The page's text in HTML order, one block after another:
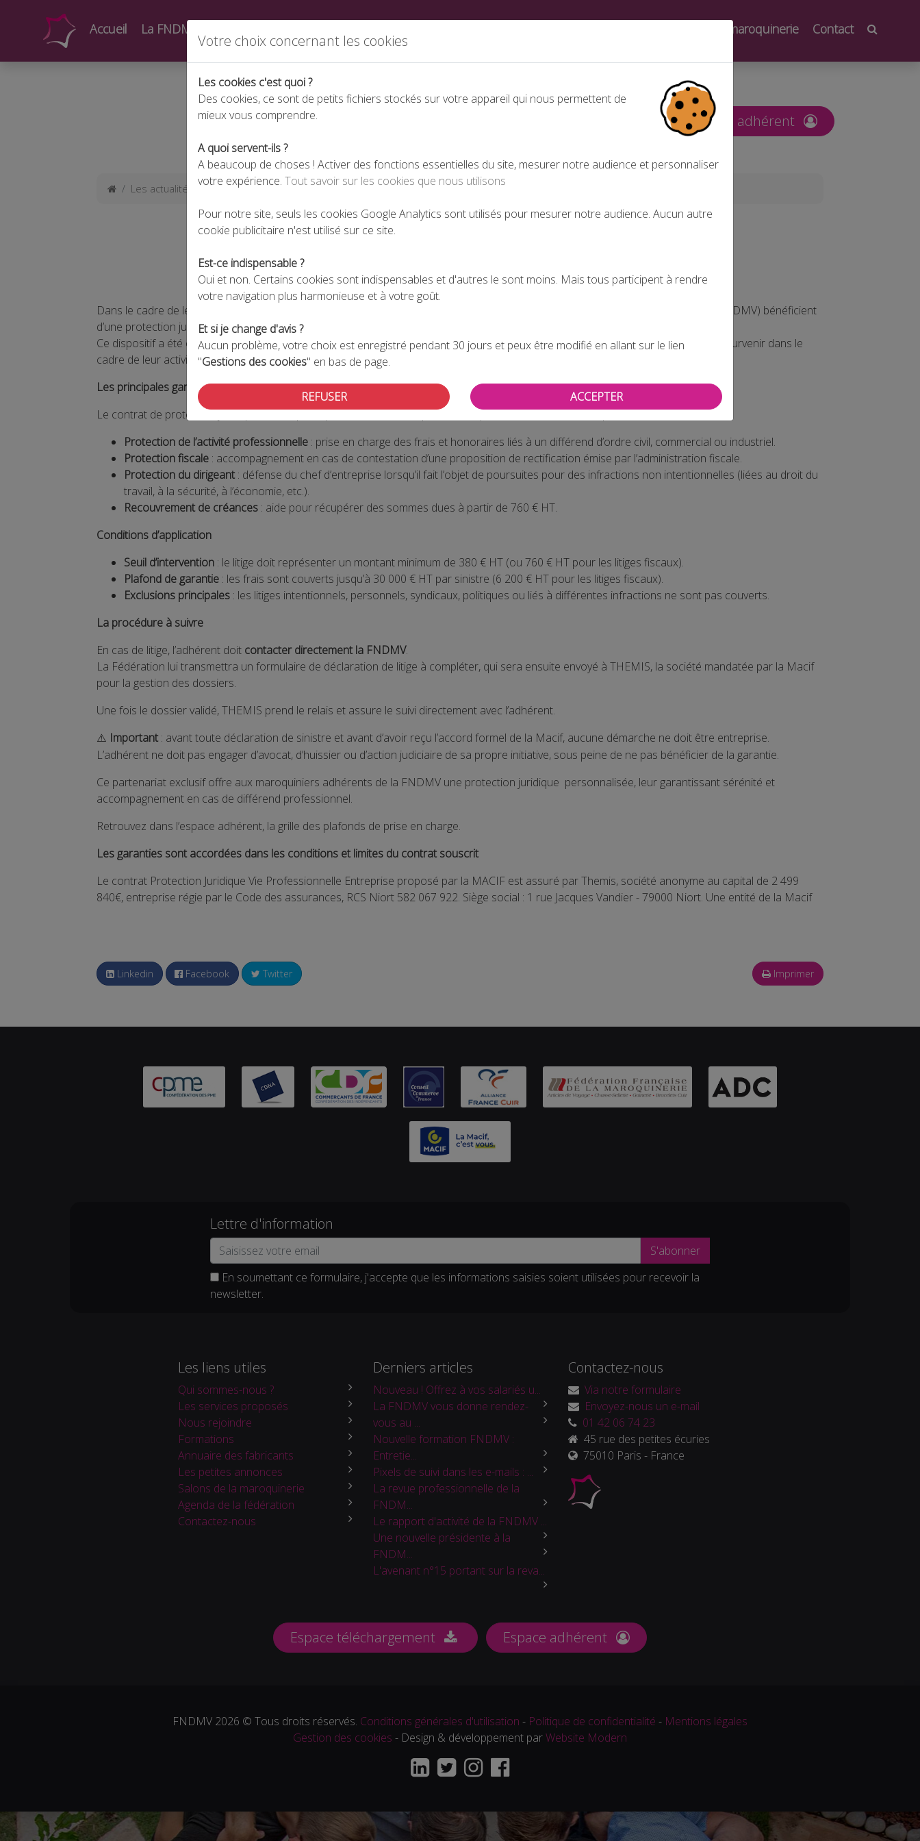
Accueil La FNDMV Salons de la maroquinerie Contact
Espace adhérent
Les actualités Une protection juridique pour les adhérents de la FNDMV
Dans le cadre de leur adhésion, les membres de la Fédération Nationale des Détaillants en Maroquinerie et Articles de Voyage (FNDMV) bénéficient
d’une protection juridique professionnelle élaborée en partenariat avec la Macif.
Ce dispositif a été conçu pour sécuriser les commerçants maroquiniers et les accompagner efficacement face aux litiges pouvant survenir dans le
cadre de leur activité.
Les principales garanties
Le contrat de protection juridique mis en place par la Macif couvre plusieurs aspects essentiels de la vie professionnelle :
Protection de l’activité professionnelle : prise en charge des frais et honoraires liés à un différend d’ordre civil, commercial ou industriel.
Protection fiscale : accompagnement en cas de contestation d’une proposition de rectification émise par l’administration fiscale.
Protection du dirigeant : défense du chef d’entreprise lorsqu’il fait l’objet de poursuites pour des infractions non intentionnelles (liées au droit du
travail, à la sécurité, à l’économie, etc.).
Recouvrement de créances : aide pour récupérer des sommes dues à partir de 760 € HT.
Conditions d’application
Seuil d’intervention : le litige doit représenter un montant minimum de 380 € HT (ou 760 € HT pour les litiges fiscaux).
Plafond de garantie : les frais sont couverts jusqu’à 30 000 € HT par sinistre (6 200 € HT pour les litiges fiscaux).
Exclusions principales : les litiges intentionnels, personnels, syndicaux, politiques ou liés à différentes infractions ne sont pas couverts.
La procédure à suivre
En cas de litige, l’adhérent doit contacter directement la FNDMV.
La Fédération lui transmettra un formulaire de déclaration de litige à compléter, qui sera ensuite envoyé à THEMIS, la société mandatée par la Macif
pour la gestion des dossiers.
Une fois le dossier validé, THEMIS prend le relais et assure le suivi directement avec l’adhérent.
⚠️ Important : avant toute déclaration de sinistre et avant d’avoir reçu l’accord formel de la Macif, aucune démarche ne doit être entreprise.
L’adhérent ne doit pas engager d’avocat, d’huissier ou d’action judiciaire de sa propre initiative, sous peine de ne pas bénéficier de la garantie.
Ce partenariat exclusif offre aux maroquiniers adhérents de la FNDMV une protection juridique personnalisée, leur garantissant sérénité et
accompagnement en cas de différend professionnel.
Retrouvez dans l’espace adhérent, la grille des plafonds de prise en charge.
Les garanties sont accordées dans les conditions et limites du contrat souscrit
Le contrat Protection Juridique Vie Professionnelle Entreprise proposé par la MACIF est assuré par Themis, société anonyme au capital de 2 499
840€, entreprise régie par le Code des assurances, RCS Niort 582 067 922. Siège social : 1 rue Jacques Vandier - 79000 Niort. Une entité de la Macif
Linkedin Facebook Twitter Imprimer
Lettre d'information
S'abonner
En soumettant ce formulaire, j'accepte que les informations saisies soient utilisées pour recevoir la
newsletter.
Les liens utiles
Qui sommes-nous ?
Les services proposés
Nous rejoindre
Formations
Annuaire des fabricants
Les petites annonces
Salons de la maroquinerie
Agenda de la fédération
Contactez-nous
Derniers articles
Nouveau ! Offrez à vos salariés u...
La FNDMV vous donne rendez-
vous au ...
Nouvelle formation FNDMV :
Entretie...
Pixels de suivi dans les e-mails : ...
La revue professionnelle de la
FNDM...
Le rapport d'activité de la FNDMV ...
Une nouvelle présidente à la
FNDM...
L'avenant n°15 portant sur la reva...
Contactez-nous
Via notre formulaire
Envoyez-nous un e-mail
01 42 06 74 23
45 rue des petites écuries
75010 Paris - France
Espace téléchargement Espace adhérent
FNDMV 2026 © Tous droits réservés. Conditions générales d'utilisation - Politique de confidentialité - Mentions légales
Gestion des cookies - Design & développement parWebsite Modern
Votre choix concernant les cookies
Les cookies c'est quoi ?
Des cookies, ce sont de petits fichiers stockés sur votre appareil qui nous permettent de
mieux vous comprendre.
A quoi servent-ils ?
A beaucoup de choses ! Activer des fonctions essentielles du site, mesurer notre audience et personnaliser
votre expérience. Tout savoir sur les cookies que nous utilisons
Pour notre site, seuls les cookies Google Analytics sont utilisés pour mesurer notre audience. Aucun autre
cookie publicitaire n'est utilisé sur ce site.
Est-ce indispensable ?
Oui et non. Certains cookies sont indispensables et d'autres le sont moins. Mais tous participent à rendre
votre navigation plus harmonieuse et à votre goût.
Et si je change d'avis ?
Aucun problème, votre choix est enregistré pendant 30 jours et peux être modifié en allant sur le lien
"Gestions des cookies" en bas de page.
REFUSER ACCEPTER